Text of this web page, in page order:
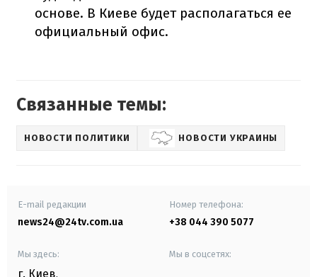
основе. В Киеве будет располагаться ее
официальный офис.
Связанные темы:
НОВОСТИ ПОЛИТИКИ НОВОСТИ УКРАИНЫ
E-mail редакции
news24@24tv.com.ua
Номер телефона:
+38 044 390 5077
Мы здесь:
г. Киев,
Мы в соцсетях: